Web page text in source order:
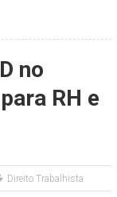
no
RH e
Direito Trabalhista